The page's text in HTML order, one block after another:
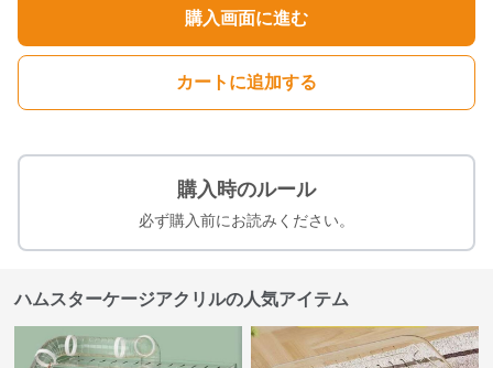
購入画面に進む
カートに追加する
購入時のルール
必ず購入前にお読みください。
ハムスターケージアクリルの人気アイテム